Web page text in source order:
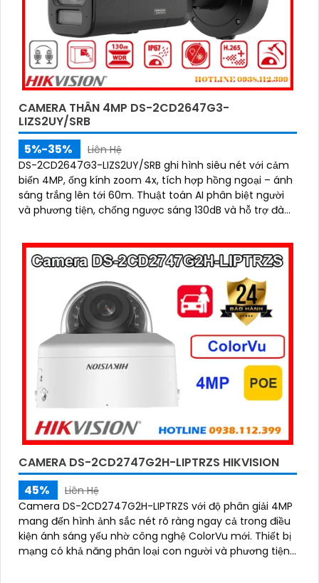
CAMERA THÂN 4MP DS-2CD2647G3-
LIZS2UY/SRB
5%-35%
Liên Hệ
DS-2CD2647G3-LIZS2UY/SRB ghi hình siêu nét với cảm
biến 4MP, ống kính zoom 4x, tích hợp hồng ngoại – ánh
sáng trắng lên tới 60m. Thuật toán AI phân biệt người
và phương tiện, chống ngược sáng 130dB và hỗ trợ đàm
IP67
CAMERA DS-2CD2747G2H-LIPTRZS HIKVISION
45%
Liên Hệ
Camera DS-2CD2747G2H-LIPTRZS với độ phân giải 4MP
mang đến hình ảnh sắc nét rõ ràng ngay cả trong điều
kiện ánh sáng yếu nhờ công nghệ ColorVu mới. Thiết bị
mạng có khả năng phân loại con người và phương tiện,